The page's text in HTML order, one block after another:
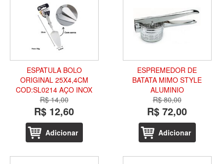
ESPATULA BOLO
ORIGINAL 25X4,4CM
COD:SL0214 AÇO INOX
R$ 14,00
R$ 12,60
Adicionar
ESPREMEDOR DE
BATATA MIMO STYLE
ALUMINIO
R$ 80,00
R$ 72,00
Adicionar